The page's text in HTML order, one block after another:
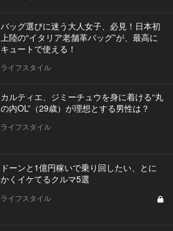
バッグ選びに迷う大人女子、必見！日本初
上陸の“イタリア老舗革バッグ”が、最高に
キュートで使える！
ライフスタイル
カルティエ、ジミーチュウを身に着ける“丸
の内OL”（29歳）が理想とする男性は？
ライフスタイル
ドーンと1億円稼いで乗り回したい、とに
かくイケてるクルマ5選
ライフスタイル